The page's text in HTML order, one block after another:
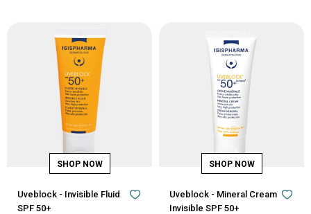
Uveblock - Invisible Fluid
SPF 50+
Uveblock - Mineral Cream
Invisible SPF 50+